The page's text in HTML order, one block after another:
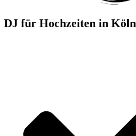
DJ für Hochzeiten in Köln